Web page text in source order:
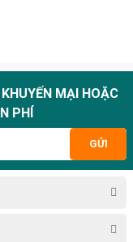
MẠI HOẶC
PHÍ
GỬI